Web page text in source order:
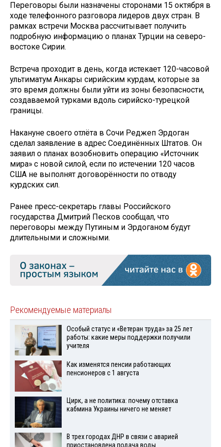
Переговоры были назначены сторонами 15 октября в
ходе телефонного разговора лидеров двух стран. В
рамках встречи Москва рассчитывает получить
подробную информацию о планах Турции на северо-
востоке Сирии.
Встреча проходит в день, когда истекает 120-часовой
ультиматум Анкары сирийским курдам, которые за
это время должны были уйти из зоны безопасности,
создаваемой турками вдоль сирийско-турецкой
границы.
Накануне своего отлёта в Сочи Реджеп Эрдоган
сделал заявление в адрес Соединённых Штатов. Он
заявил о планах возобновить операцию «Источник
мира» с новой силой, если по истечении 120 часов
США не выполнят договорённости по отводу
курдских сил.
Ранее пресс-секретарь главы Российского
государства Дмитрий Песков сообщал, что
переговоры между Путиным и Эрдоганом будут
длительными и сложными.
Рекомендуемые материалы
Особый статус и «Ветеран труда» за 25 лет
работы: какие меры поддержки получили
учителя
Как изменятся пенсии работающих
пенсионеров с 1 августа
Цирк, а не политика: почему отставка
кабмина Украины ничего не меняет
В трех городах ДНР в связи с аварией
приостановлена подача воды